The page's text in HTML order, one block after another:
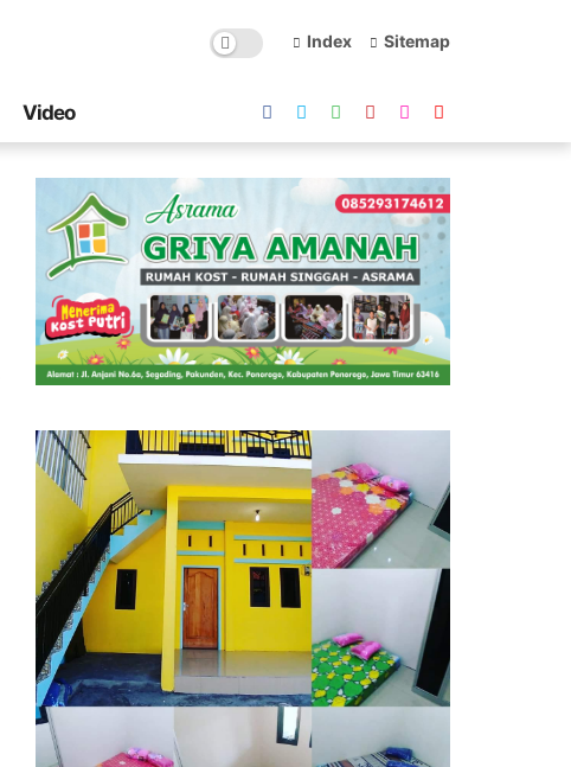
Index Sitemap
Video